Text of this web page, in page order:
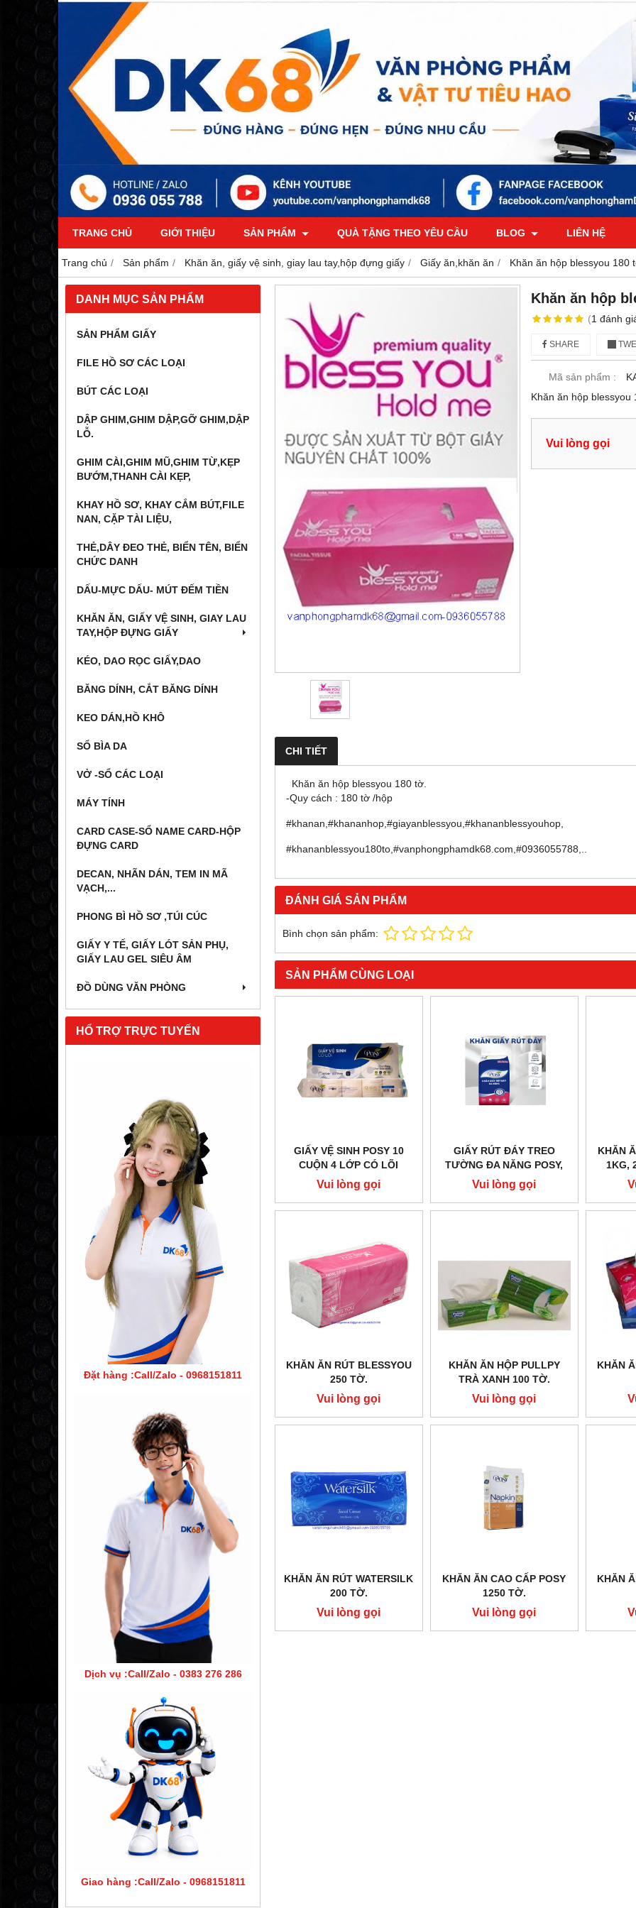
TRANG CHỦ GIỚI THIỆU SẢN PHẨM QUÀ TẶNG THEO YÊU CẦU BLOG LIÊN HỆ
Trang chủ Sản phẩm Khăn ăn, giấy vệ sinh, giay lau tay,hộp đựng giấy Giấy ăn,khăn ăn Khăn ăn hộp blessyou 180
DANH MỤC SẢN PHẨM
SẢN PHẨM GIẤY
FILE HỒ SƠ CÁC LOẠI
BÚT CÁC LOẠI
DẬP GHIM,GHIM DẬP,GỠ GHIM,DẬP
LỖ.
GHIM CÀI,GHIM MŨ,GHIM TỪ,KẸP
BƯỚM,THANH CÀI KẸP,
KHAY HỒ SƠ, KHAY CẮM BÚT,FILE
NAN, CẶP TÀI LIỆU,
THẺ,DÂY ĐEO THẺ, BIỂN TÊN, BIỂN
CHỨC DANH
DẤU-MỰC DẤU- MÚT ĐẾM TIỀN
KHĂN ĂN, GIẤY VỆ SINH, GIAY LAU
TAY,HỘP ĐỰNG GIẤY
KÉO, DAO RỌC GIẤY,DAO
BĂNG DÍNH, CẮT BĂNG DÍNH
KEO DÁN,HỒ KHÔ
SỔ BÌA DA
VỞ -SỔ CÁC LOẠI
MÁY TÍNH
CARD CASE-SỔ NAME CARD-HỘP
ĐỰNG CARD
DECAN, NHÃN DÁN, TEM IN MÃ
VẠCH,...
PHONG BÌ HỒ SƠ ,TÚI CÚC
GIẤY Y TẾ, GIẤY LÓT SẢN PHỤ,
GIẤY LAU GEL SIÊU ÂM
ĐỒ DÙNG VĂN PHÒNG
HỔ TRỢ TRỰC TUYẾN
Đặt hàng :Call/Zalo - 0968151811
Dịch vụ :Call/Zalo - 0383 276 286
Giao hàng :Call/Zalo - 0968151811
Khăn ăn hộp
(1 đánh
SHARE
Mã sản phẩm :
Khăn ăn hộp
Vui lòng gọi
CHI TIẾT
Khăn ăn hộp blessyou 180 tờ.
-Quy cách : 180 tờ /hộp
#khanan,#khananhop,#giayanblessyou,#khananblessyouhop,
#khananblessyou180to,#vanphongphamdk68.com,#0936055788,..
ĐÁNH GIÁ SẢN PHẨM
Bình chọn sản phẩm:
SẢN PHẨM CÙNG LOẠI
GIẤY VỆ SINH POSY 10
CUỘN 4 LỚP CÓ LÕI
Vui lòng gọi
GIẤY RÚT ĐÁY TREO
TƯỜNG ĐA NĂNG POSY,
1280 TỜ, 4 LỚP
Vui lòng gọi
KHĂN
1KG,
KHĂN ĂN RÚT BLESSYOU
250 TỜ.
Vui lòng gọi
KHĂN ĂN HỘP PULLPY
TRÀ XANH 100 TỜ.
Vui lòng gọi
KHĂN
KHĂN ĂN RÚT WATERSILK
200 TỜ.
Vui lòng gọi
KHĂN ĂN CAO CẤP POSY
1250 TỜ.
Vui lòng gọi
KHĂN